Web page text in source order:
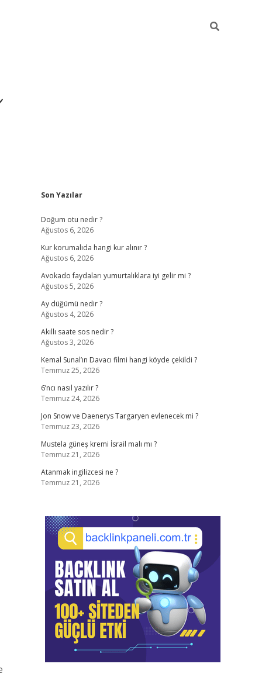
Sidebar
Son Yazılar
Doğum otu nedir ?
Ağustos 6, 2026
Kur korumalıda hangi kur alınır ?
Ağustos 6, 2026
Avokado faydaları yumurtalıklara iyi gelir mi ?
Ağustos 5, 2026
Ay düğümü nedir ?
Ağustos 4, 2026
Akıllı saate sos nedir ?
Ağustos 3, 2026
Kemal Sunal’ın Davacı filmi hangi köyde çekildi ?
Temmuz 25, 2026
6’ncı nasıl yazılır ?
Temmuz 24, 2026
Jon Snow ve Daenerys Targaryen evlenecek mi ?
Temmuz 23, 2026
Mustela güneş kremi İsrail malı mı ?
Temmuz 21, 2026
Atanmak ingilizcesi ne ?
Temmuz 21, 2026
betcivdcasino giriş